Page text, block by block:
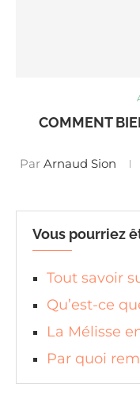
COMMENT
Par Arnaud Sion
Vous pourriez
Tout savoir
Qu’est-ce
La Mélisse
Par quoi